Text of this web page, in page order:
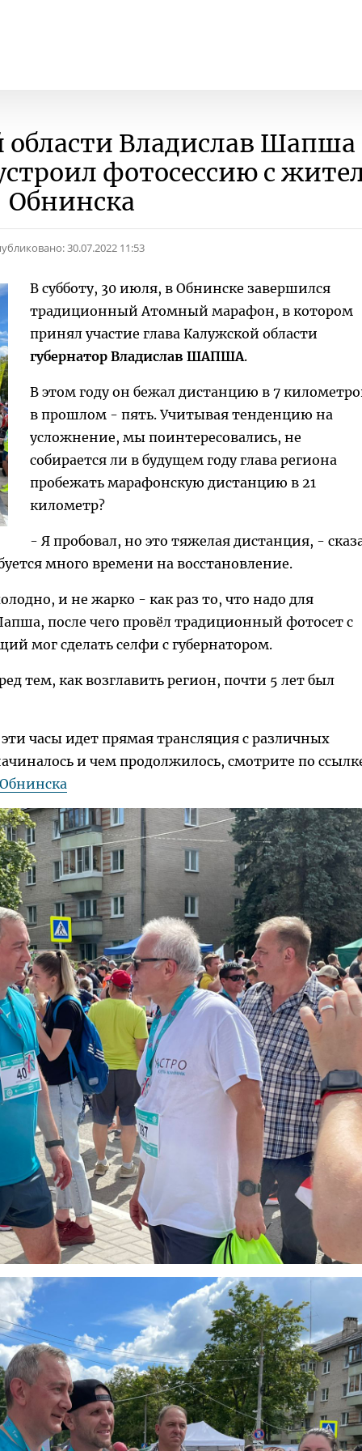
области Владислав Шапша
фотосессию с
Обнинска
30.07.2022 11:53
В субботу, 30 июля, в Обнинске завершился
традиционный Атомный марафон, в котором
принял участие глава Калужской области
губернатор Владислав ШАПША.
В этом году он бежал дистанцию в 7
в прошлом - пять. Учитывая тенденцию на
усложнение, мы поинтересовались, не
собирается ли в будущем году глава региона
пробежать марафонскую дистанцию в 21
километр?
- Я пробовал, но это тяжелая дистанция, -
много времени на восстановление.
и не жарко - как раз то, что надо для
после чего провёл традиционный фотосет с
мог сделать селфи с губернатором.
тем, как возглавить регион, почти 5 лет был
часы идет прямая трансляция с различных
и чем продолжилось, смотрите по